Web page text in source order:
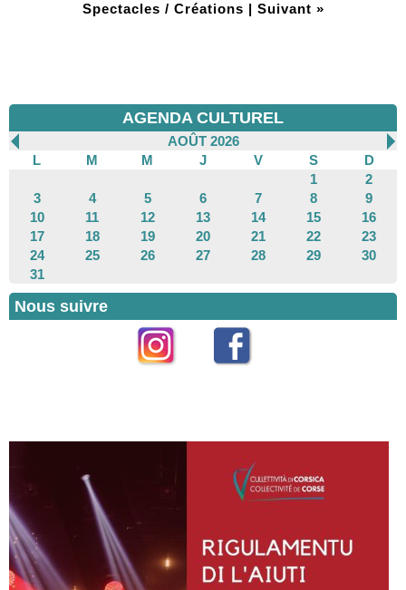
Spectacles / Créations | Suivant »
AGENDA CULTUREL
AOÛT 2026
L
M M J V S
D
1
2
3
4 5 6 7 8
9
10
11 12 13 14 15
16
17
18 19 20 21 22
23
24
25 26 27 28 29
30
31
Nous suivre